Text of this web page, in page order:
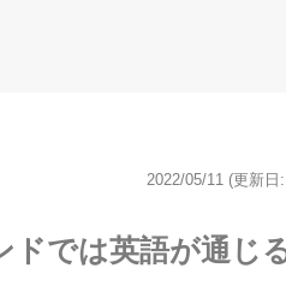
2022/05/11 (更新日
ドでは英語が通じ